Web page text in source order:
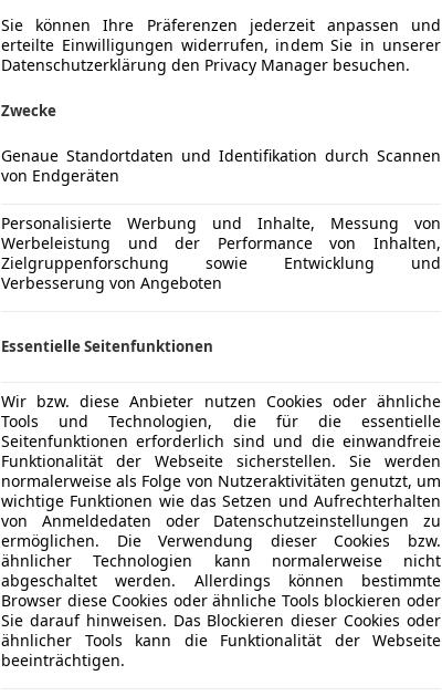
Sie können Ihre Präferenzen jederzeit anpassen und
erteilte Einwilligungen widerrufen, indem Sie in unserer
Datenschutzerklärung den Privacy Manager besuchen.
Zwecke
Genaue Standortdaten und Identifikation durch Scannen
von Endgeräten
Personalisierte Werbung und Inhalte, Messung von
Werbeleistung und der Performance von Inhalten,
Zielgruppenforschung sowie Entwicklung und
Verbesserung von Angeboten
Essentielle Seitenfunktionen
Wir bzw. diese Anbieter nutzen Cookies oder ähnliche
Tools und Technologien, die für die essentielle
Seitenfunktionen erforderlich sind und die einwandfreie
Funktionalität der Webseite sicherstellen. Sie werden
normalerweise als Folge von Nutzeraktivitäten genutzt, um
wichtige Funktionen wie das Setzen und Aufrechterhalten
von Anmeldedaten oder Datenschutzeinstellungen zu
ermöglichen. Die Verwendung dieser Cookies bzw.
ähnlicher Technologien kann normalerweise nicht
abgeschaltet werden. Allerdings können bestimmte
Browser diese Cookies oder ähnliche Tools blockieren oder
Sie darauf hinweisen. Das Blockieren dieser Cookies oder
ähnlicher Tools kann die Funktionalität der Webseite
beeinträchtigen.